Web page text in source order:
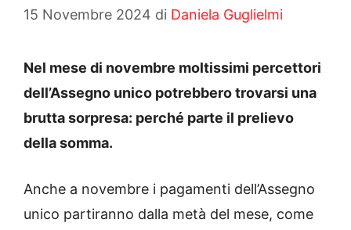
15 Novembre 2024 di Daniela Guglielmi
Nel mese di novembre moltissimi percettori
dell’Assegno unico potrebbero trovarsi una
brutta sorpresa: perché parte il prelievo
della somma.
Anche a novembre i pagamenti dell’Assegno
unico partiranno dalla metà del mese, come